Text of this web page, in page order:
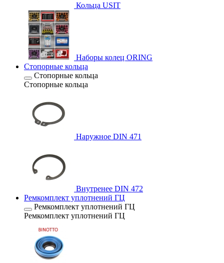
Кольца USIT
Наборы колец ORING
Стопорные кольца
Стопорные кольца
Стопорные кольца
Наружное DIN 471
Внутренее DIN 472
Ремкомплект уплотнений ГЦ
Ремкомплект уплотнений ГЦ
Ремкомплект уплотнений ГЦ